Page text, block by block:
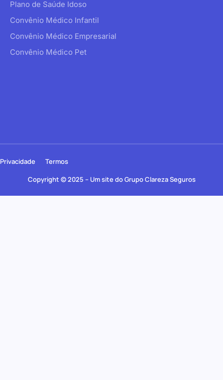
Plano de Saúde Idoso
Convênio Médico Infantil
Convênio Médico Empresarial
Convênio Médico Pet
Copyright © 2025 – Um site do Grupo Clareza Seguros
Privacidade Termos